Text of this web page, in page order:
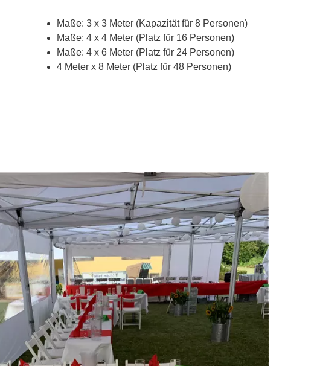
Maße: 3 x 3 Meter (Kapazität für 8 Personen)
Maße: 4 x 4 Meter (Platz für 16 Personen)
Maße: 4 x 6 Meter (Platz für 24 Personen)
4 Meter x 8 Meter (Platz für 48 Personen)